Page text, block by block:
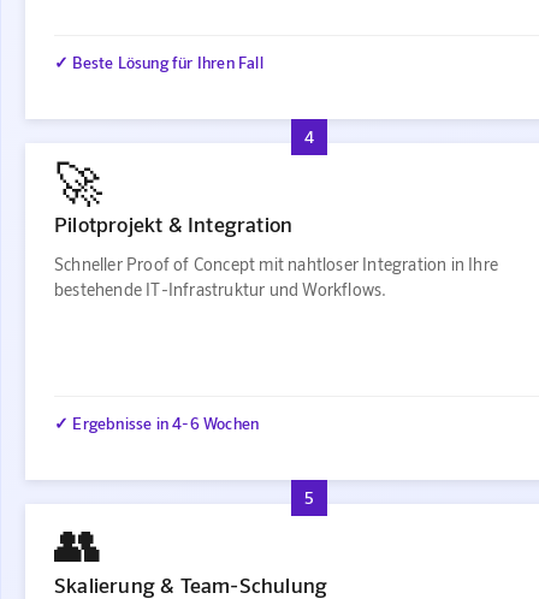
✓ Beste Lösung für Ihren Fall
4
🚀
Pilotprojekt & Integration
Schneller Proof of Concept mit nahtloser Integration in Ihre
bestehende IT-Infrastruktur und Workflows.
✓ Ergebnisse in 4-6 Wochen
5
👥
Skalierung & Team-Schulung